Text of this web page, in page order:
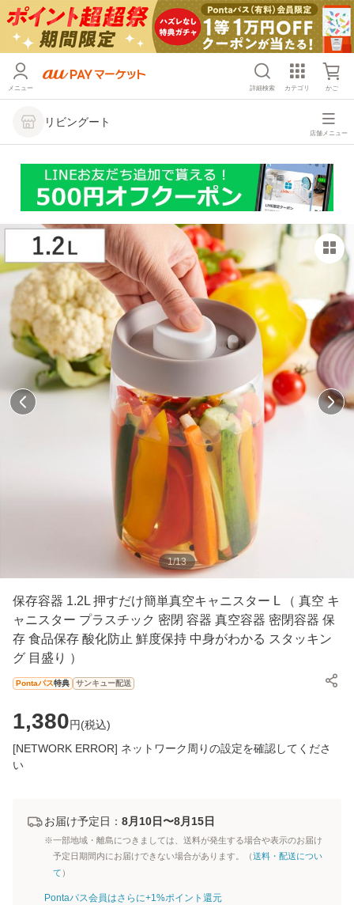
メニュー 詳細検索 カテゴリ かご
リビングート
店舗メニュー
1/13
保存容器 1.2L 押すだけ簡単真空キャニスター L （ 真空 キ
ャニスター プラスチック 密閉 容器 真空容器 密閉容器 保
存 食品保存 酸化防止 鮮度保持 中身がわかる スタッキン
グ 目盛り ）
Pontaパス特典 サンキュー配送
1,380円(税込)
[NETWORK ERROR] ネットワーク周りの設定を確認してくださ
い
お届け予定日： 8月10日〜8月15日
※一部地域・離島につきましては、送料が発生する場合や表示のお届け
予定日期間内にお届けできない場合があります。（送料・配送につい
て ）
Pontaパス会員はさらに+1%ポイント還元